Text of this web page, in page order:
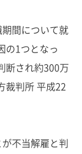
間について就
の1つとなっ
断され約300万
裁判所 平成22
不当解雇と判